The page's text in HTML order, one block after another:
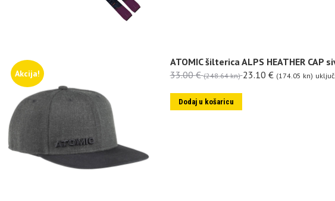
Akcija!
ATOMIC šilterica ALPS HEATHER CAP
33.00€ (248.64 kn) 23.10 € (174.05 kn)
Dodaj u košaricu